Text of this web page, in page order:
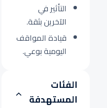
التأثير في
الآخرين بثقة.
قيادة المواقف
اليومية بوعي.
الفئات
المستهدفة